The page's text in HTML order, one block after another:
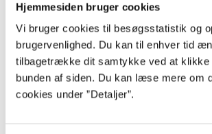
Hjemmesiden bruger cookies
Vi bruger cookies til besøgsstatistik og
brugervenlighed. Du kan til enhver tid
tilbagetrække dit samtykke ved at klikke
bunden af siden. Du kan læse mere om
cookies under ”Detaljer”.
lorem ipsum dolor sit amet ...
lorem ipsum dolor sit amet ...
lorem ipsum dolor sit amet ...
lorem ipsum dolor sit amet ...
lorem ipsum dolor sit amet ...
lorem ipsum dolor sit amet ...